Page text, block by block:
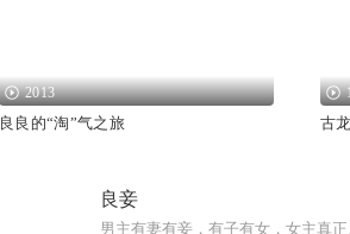
2013
良良的“淘”气之旅 古
良妾